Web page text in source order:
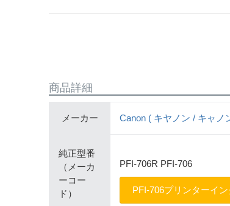
商品詳細
メーカー Canon ( キヤノン / キャノ
純正型番
（メーカ
ーコー
ド）
PFI-706R PFI-706
PFI-706プリンターイ